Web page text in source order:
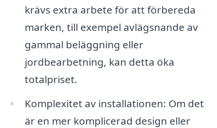
krävs extra arbete för att förbereda
marken, till exempel avlägsnande av
gammal beläggning eller
jordbearbetning, kan detta öka
totalpriset.
Komplexitet av installationen: Om det
är en mer komplicerad design eller